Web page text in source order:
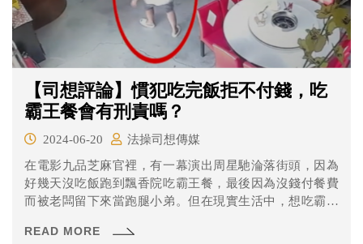
【司想評論】慣犯吃完飯拒不付錢，吃
霸王餐會有刑責嗎？
2024-06-20
法操司想傳媒
在電影九品芝麻官裡，有一幕演出周星馳淪落街頭，因為
好幾天沒吃飯跑到飄香院吃霸王餐，最後因為沒錢付餐費
而被老闆留下來當跑腿小弟。但在現實生活中，想吃霸王
中一名43歲女子多次因為吃霸王餐被帶進派出所，但都是
READ MORE